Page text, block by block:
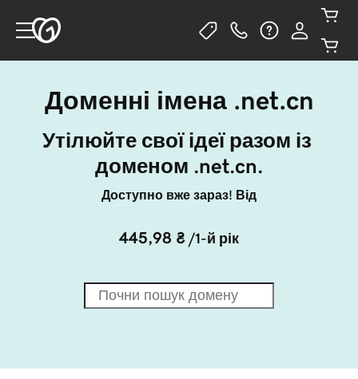
Доменні імена .net.cn
Утілюйте свої ідеї разом із
доменом .net.cn.
Доступно вже зараз! Від
445,98 ₴ /1-й рік